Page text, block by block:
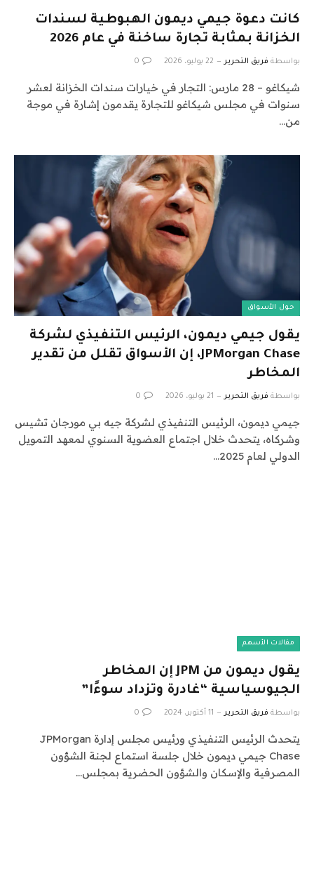
كانت دعوة جيمي ديمون الهبوطية لسندات
الخزانة بمثابة تجارة ساخنة في عام 2026
بواسطة فريق التحرير 22 يوليو، 2026 0
شيكاغو – 28 مارس: التجار في خيارات سندات الخزانة لعشر
سنوات في مجلس شيكاغو للتجارة يقدمون إشارة في موجة
من…
حول الأسواق
يقول جيمي ديمون، الرئيس التنفيذي لشركة
JPMorgan Chase، إن الأسواق تقلل من تقدير
المخاطر
بواسطة فريق التحرير 21 يوليو، 2026 0
جيمي ديمون، الرئيس التنفيذي لشركة جيه بي مورجان تشيس
وشركاه، يتحدث خلال اجتماع العضوية السنوي لمعهد التمويل
الدولي لعام 2025…
مقالات الأسهم
يقول ديمون من JPM إن المخاطر
الجيوسياسية “غادرة وتزداد سوءًا”
بواسطة فريق التحرير 11 أكتوبر، 2024 0
يتحدث الرئيس التنفيذي ورئيس مجلس إدارة JPMorgan
Chase جيمي ديمون خلال جلسة استماع لجنة الشؤون
المصرفية والإسكان والشؤون الحضرية بمجلس…